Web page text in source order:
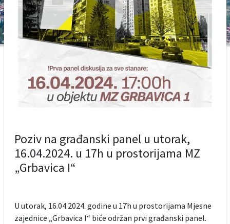
Poziv na građanski panel u utorak,
16.04.2024. u 17h u prostorijama MZ
„Grbavica I“
U utorak, 16.04.2024. godine u 17h u prostorijama Mjesne
zajednice „Grbavica I“ biće održan prvi građanski panel.